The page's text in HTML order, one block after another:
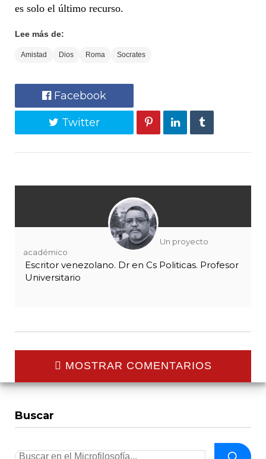
es solo el último recurso.
Lee más de:
Amistad Dios Roma Socrates
Facebook
Twitter
Un proyecto
académico
Escritor venezolano. Dr en Cs Politicas. Profesor
Universitario
MOSTRAR COMENTARIOS
Buscar